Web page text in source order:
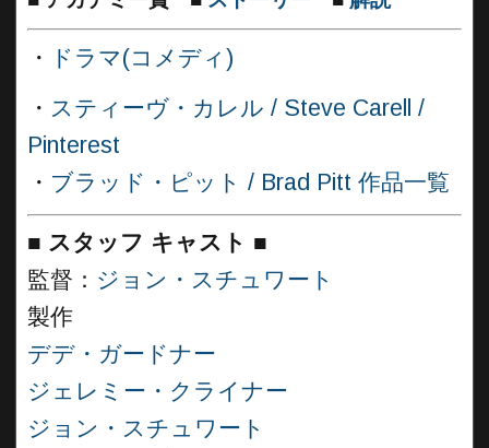
・
ドラマ(コメディ)
・ スティーヴ・カレル / Steve Carell /
Pinterest
・ ブラッド・ピット / Brad Pitt 作品一覧
■ スタッフ キャスト ■
監督： ジョン・スチュワート
製作
デデ・ガードナー
ジェレミー・クライナー
ジョン・スチュワート